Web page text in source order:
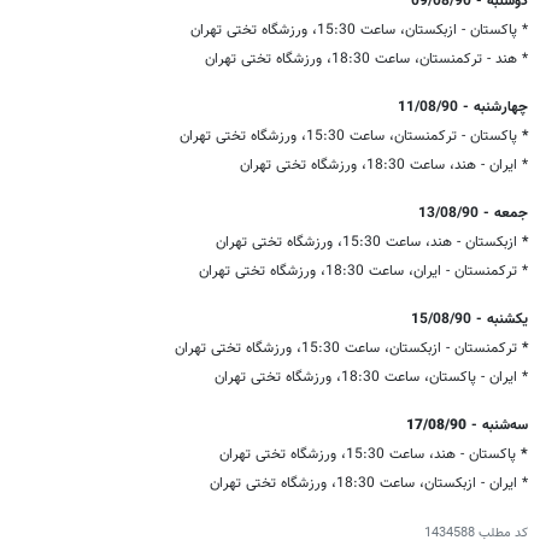
* پاکستان - ازبکستان، ساعت 15:30، ورزشگاه تختی تهران
* هند - ترکمنستان، ساعت 18:30، ورزشگاه تختی تهران
چهارشنبه - 11/08/90
* پاکستان - ترکمنستان، ساعت 15:30، ورزشگاه تختی تهران
* ایران - هند، ساعت 18:30، ورزشگاه تختی تهران
جمعه - 13/08/90
* ازبکستان - هند، ساعت 15:30، ورزشگاه تختی تهران
* ترکمنستان - ایران، ساعت 18:30، ورزشگاه تختی تهران
یکشنبه - 15/08/90
* ترکمنستان - ازبکستان، ساعت 15:30، ورزشگاه تختی تهران
* ایران - پاکستان، ساعت 18:30، ورزشگاه تختی تهران
سه‌شنبه - 17/08/90
* پاکستان - هند، ساعت 15:30، ورزشگاه تختی تهران
* ایران - ازبکستان، ساعت 18:30، ورزشگاه تختی تهران
کد مطلب1434588